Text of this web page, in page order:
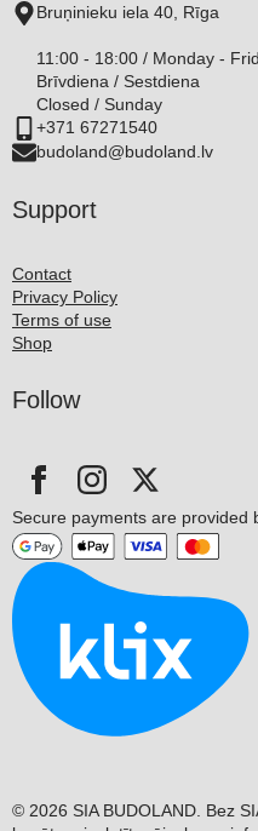
Bruņinieku iela 40, Rīga
11:00 - 18:00 / Monday -
Brīvdiena / Sestdiena
Closed / Sunday
+371 67271540
budoland@budoland.lv
Support
Contact
Privacy Policy
Terms of use
Shop
Follow
Secure payments are provided
© 2026 SIA BUDOLAND. Bez